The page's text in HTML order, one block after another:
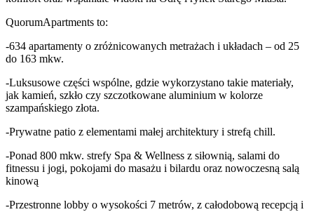
QuorumApartments to:
-634 apartamenty o zróżnicowanych metrażach i układach – od 25
do 163 mkw.
-Luksusowe części wspólne, gdzie wykorzystano takie materiały,
jak kamień, szkło czy szczotkowane aluminium w kolorze
szampańskiego złota.
-Prywatne patio z elementami małej architektury i strefą chill.
-Ponad 800 mkw. strefy Spa & Wellness z siłownią, salami do
fitnessu i jogi, pokojami do masażu i bilardu oraz nowoczesną salą
kinową
-Przestronne lobby o wysokości 7 metrów, z całodobową recepcją i